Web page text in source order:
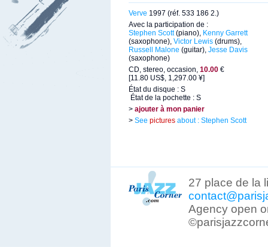
Verve 1997 (réf. 533 186 2.)
Avec la participation de :
Stephen Scott(piano), Kenny Garrett
(saxophone), Victor Lewis (drums),
Russell Malone (guitar), Jesse Davis
(saxophone)
CD, stereo, occasion, 10.00 €
[11.80 US$, 1,297.00 ¥]
État du disque : S
État de la pochette : S
> ajouter à mon panier
> See pictures about : Stephen Scott
27 place de la
Agency open